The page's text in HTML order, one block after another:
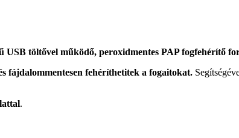
USB töltővel működő, peroxidmentes PAP fogfehérítő
fájdalommentesen fehéríthetitek a fogaitokat.
.